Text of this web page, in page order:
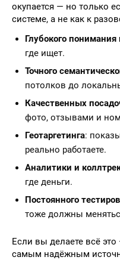
окупается — но только
системе, а не как к
Глубокого понимания
где ищет.
Точного
потолков до
Качественных
фото, отзывами и
Геотаргетинга:
реально работаете.
Аналитики и
где деньги.
Постоянного
тоже должны
Если вы делаете всё
самым надёжным